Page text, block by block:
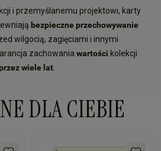
i przemyślanemu projektowi, karty
bezpieczne przechowywanie
wilgocią, zagięciami i innymi
zachowania wartości kolekcji
wiele lat
DLA CIEBIE